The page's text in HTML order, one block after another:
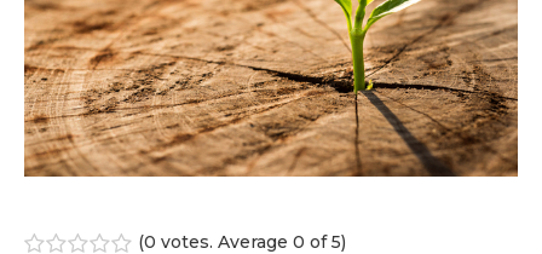
(0 votes. Average 0 of 5)